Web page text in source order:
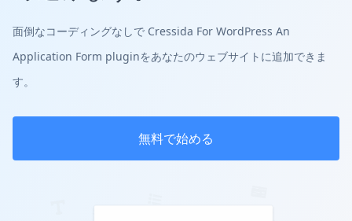
面倒なコーディングなしで Cressida For WordPress An
Application Form pluginをあなたのウェブサイトに追加できま
す。
無料で始める